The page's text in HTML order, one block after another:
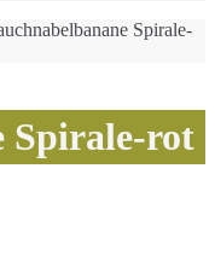
Spirale-
Spirale-rot